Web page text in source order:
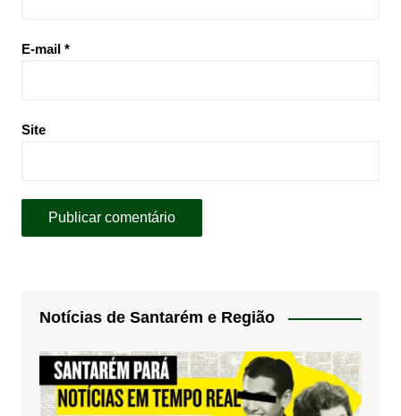
E-mail *
Site
Notícias de Santarém e Região